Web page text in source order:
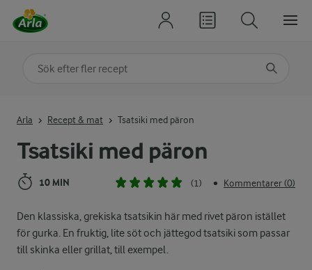
Tsatsiki med päron
10 MIN (1) • Kommentarer (0)
Den klassiska, grekiska tsatsikin här med rivet päron istället
för gurka. En fruktig, lite söt och jättegod tsatsiki som passar
till skinka eller grillat, till exempel.
Arla Recept & mat Tsatsiki med päron
Sök på kategori eller ingrediens